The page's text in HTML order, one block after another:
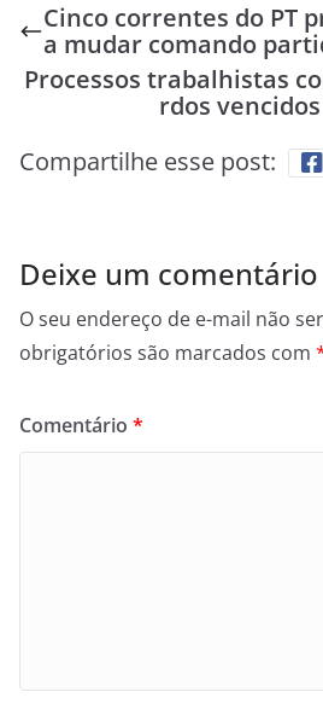
Cinco correntes do PT
a mudar comando
Processos trabalhistas
rdos
Compartilhe esse post:
Deixe um comentário
O seu endereço de e-mail não
obrigatórios são marcados com
Comentário *